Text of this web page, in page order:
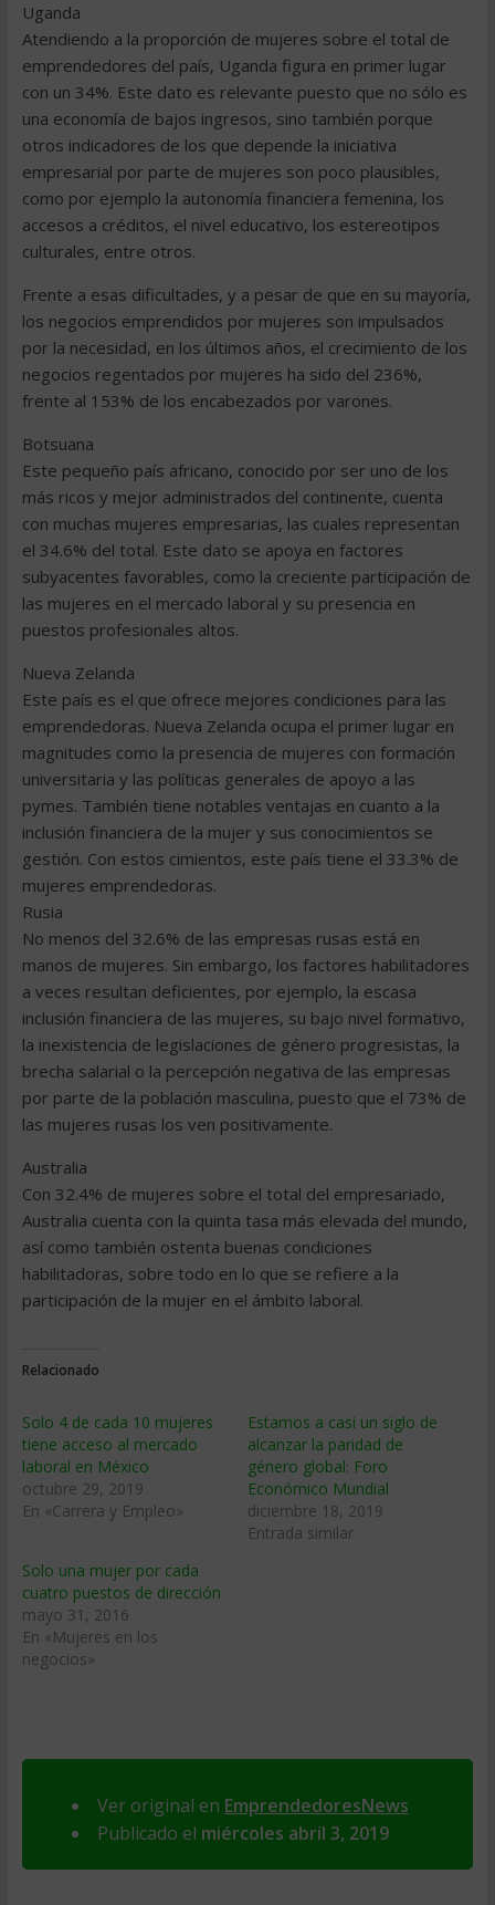
Uganda
Atendiendo a la proporción de mujeres sobre el total de
emprendedores del país, Uganda figura en primer lugar
con un 34%. Este dato es relevante puesto que no sólo es
una economía de bajos ingresos, sino también porque
otros indicadores de los que depende la iniciativa
empresarial por parte de mujeres son poco plausibles,
como por ejemplo la autonomía financiera femenina, los
accesos a créditos, el nivel educativo, los estereotipos
culturales, entre otros.
Frente a esas dificultades, y a pesar de que en su mayoría,
los negocios emprendidos por mujeres son impulsados
por la necesidad, en los últimos años, el crecimiento de los
negocios regentados por mujeres ha sido del 236%,
frente al 153% de los encabezados por varones.
Botsuana
Este pequeño país africano, conocido por ser uno de los
más ricos y mejor administrados del continente, cuenta
con muchas mujeres empresarias, las cuales representan
el 34.6% del total. Este dato se apoya en factores
subyacentes favorables, como la creciente participación de
las mujeres en el mercado laboral y su presencia en
puestos profesionales altos.
Nueva Zelanda
Este país es el que ofrece mejores condiciones para las
emprendedoras. Nueva Zelanda ocupa el primer lugar en
magnitudes como la presencia de mujeres con formación
universitaria y las políticas generales de apoyo a las
pymes. También tiene notables ventajas en cuanto a la
inclusión financiera de la mujer y sus conocimientos se
gestión. Con estos cimientos, este país tiene el 33.3% de
mujeres emprendedoras.
Rusia
No menos del 32.6% de las empresas rusas está en
manos de mujeres. Sin embargo, los factores habilitadores
a veces resultan deficientes, por ejemplo, la escasa
inclusión financiera de las mujeres, su bajo nivel formativo,
la inexistencia de legislaciones de género progresistas, la
brecha salarial o la percepción negativa de las empresas
por parte de la población masculina, puesto que el 73% de
las mujeres rusas los ven positivamente.
Australia
Con 32.4% de mujeres sobre el total del empresariado,
Australia cuenta con la quinta tasa más elevada del mundo,
así como también ostenta buenas condiciones
habilitadoras, sobre todo en lo que se refiere a la
participación de la mujer en el ámbito laboral.
Relacionado
Solo 4 de cada 10 mujeres
tiene acceso al mercado
laboral en México
octubre 29, 2019
En «Carrera y Empleo»
Estamos a casi un siglo de
alcanzar la paridad de
género global: Foro
Económico Mundial
diciembre 18, 2019
Entrada similar
Solo una mujer por cada
cuatro puestos de dirección
mayo 31, 2016
En «Mujeres en los
negocios»
Ver original en EmprendedoresNews
Publicado el miércoles abril 3, 2019